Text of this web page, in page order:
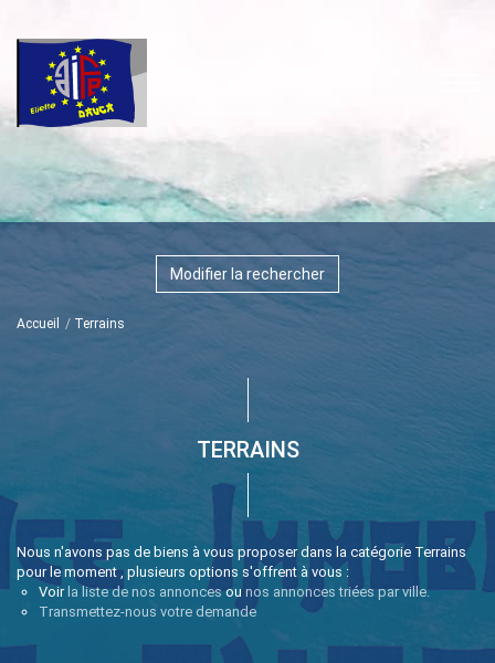
Modifier la rechercher
Accueil Terrains
TERRAINS
Nous n'avons pas de biens à vous proposer dans la catégorie Terrains
pour le moment , plusieurs options s'offrent à vous :
Voir la liste de nos annoncesou nos annonces triées par ville.
Transmettez-nous votre demande